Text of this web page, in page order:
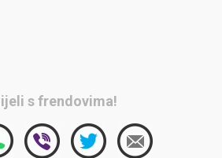
s frendovima!